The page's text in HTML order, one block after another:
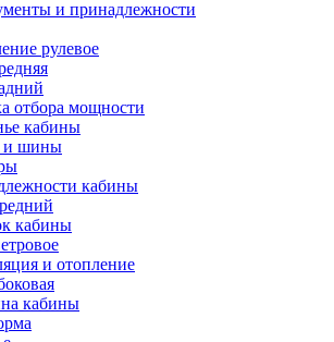
и принадлежности
рулевое
отбора мощности
кабины
и шины
кабины
кабины
и отопление
кабины